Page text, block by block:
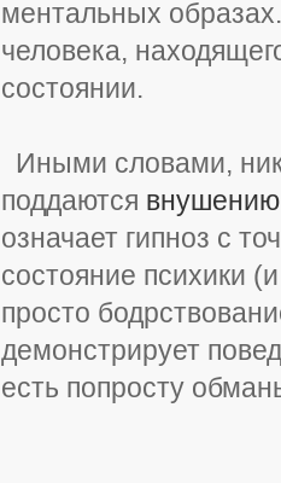
ментальных
человека,
состоянии.
Иными словами,
поддаются внушению
означает гипноз с
состояние психики
просто
демонстрирует
есть попросту